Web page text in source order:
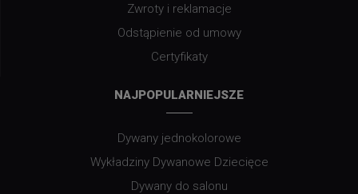
Zwroty i reklamacje
Odstąpienie od umowy
Certyfikaty
NAJPOPULARNIEJSZE
Dywany jednokolorowe
Wykładziny Dywanowe Dziecięce
Dywany do salonu